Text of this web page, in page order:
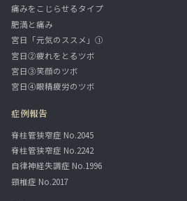
痛みをこじらせるタイプ
肥満と痛み
宮日「元気のススメ」①
宮日②疲れをとるツボ
宮日③笑顔のツボ
宮日④眼精疲労のツボ
症例報告
脊柱管狭窄症 No.2045
脊柱管狭窄症 No.2242
自律神経失調症 No.1996
頸椎症 No.2017